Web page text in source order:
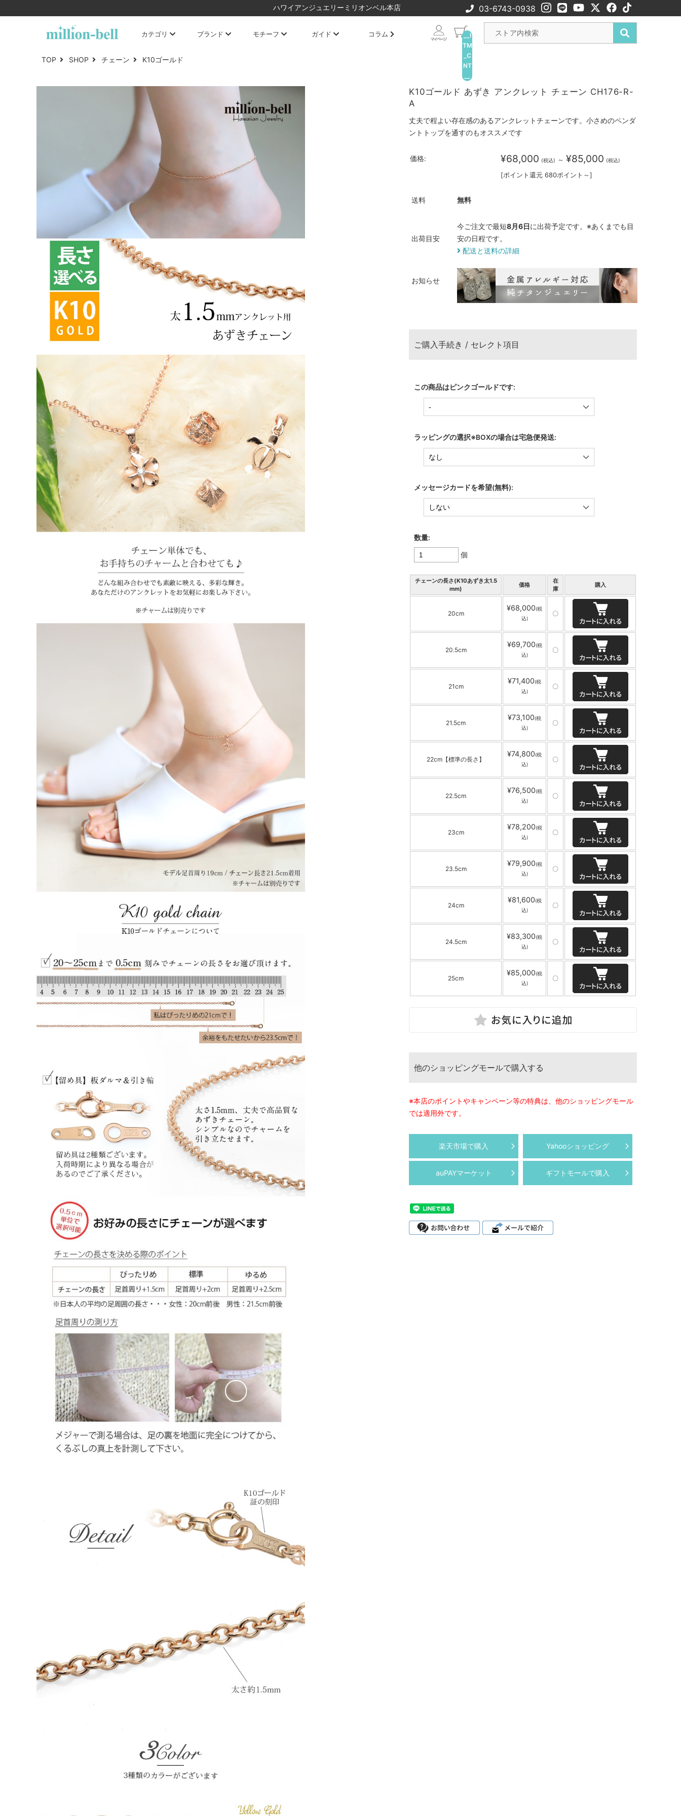
ハワイアンジュエリーミリオンベル本店 03-6743-0938
カテゴリ ブランド モチーフ ガイド コラム
__I
TM
_C
NT
TOP SHOP チェーン K10ゴールド
K10ゴールド あずき アンクレット チェーン CH176-R-
A
丈夫で程よい存在感のあるアンクレットチェーンです。小さめのペンダ
ントトップを通すのもオススメです
価格: ¥68,000 (税込) ～ ¥85,000 (税込)
[ポイント還元 680ポイント～]
送料 無料
出荷目安
今ご注文で最短8月6日に出荷予定です。※あくまでも目
安の日程です。
配送と送料の詳細
お知らせ
ご購入手続き / セレクト項目
この商品はピンクゴールドです:
ラッピングの選択※BOXの場合は宅急便発送:
メッセージカードを希望(無料):
数量:
個
チェーンの長さ(K10あずき太1.5
mm)
価格
在
庫
購入
20cm
¥68,000(税
込)
〇
20.5cm
¥69,700(税
込)
〇
21cm
¥71,400(税
込)
〇
21.5cm
¥73,100(税
込)
〇
22cm【標準の長さ】
¥74,800(税
込)
〇
22.5cm
¥76,500(税
込)
〇
23cm
¥78,200(税
込)
〇
23.5cm
¥79,900(税
込)
〇
24cm
¥81,600(税
込)
〇
24.5cm
¥83,300(税
込)
〇
25cm
¥85,000(税
込)
〇
他のショッピングモールで購入する
※本店のポイントやキャンペーン等の特典は、他のショッピングモール
では適用外です。
楽天市場で購入 Yahooショッピング
auPAYマーケット ギフトモールで購入